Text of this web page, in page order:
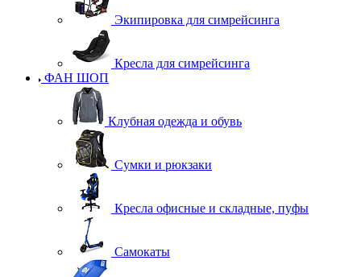
Экипировка для симрейсинга
Кресла для симрейсинга
ФАН ШОП
Клубная одежда и обувь
Сумки и рюкзаки
Кресла офисные и складные, пуфы
Самокаты